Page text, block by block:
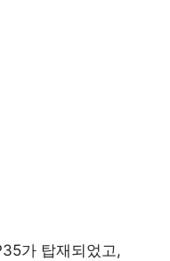
가 탑재되었고,